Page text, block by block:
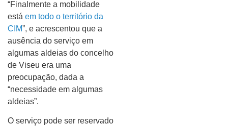
“Finalmente a mobilidade
está em todo o território da
CIM”, e acrescentou que a
ausência do serviço em
algumas aldeias do concelho
de Viseu era uma
preocupação, dada a
“necessidade em algumas
aldeias”.
O serviço pode ser reservado